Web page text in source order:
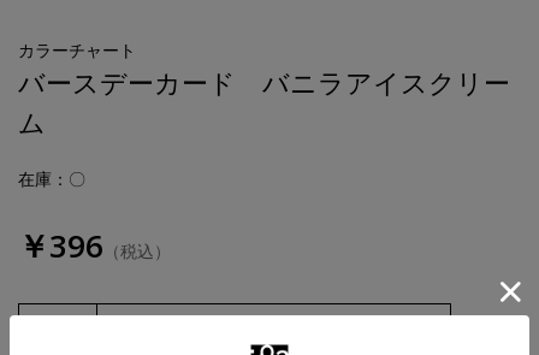
カラーチャート
バースデーカード バニラアイスクリー
ム
在庫：〇
￥396 （税込）